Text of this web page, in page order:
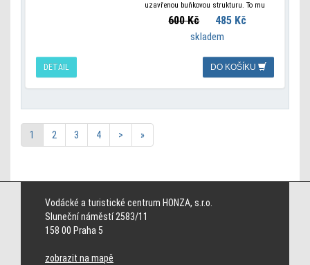
uzavřenou buňkovou strukturu. To mu
zajišťuje výbornou mechanickou
600 Kč 485 Kč
skladem
DETAIL DO KOŠÍKU
1 2 3 4 > »
Denver Broncos jerseys Detroit Lions jerseys Green Bay Packers jerseys
Houston Texans jerseysIndianapolis Colts jerseys
Vodácké a turistické centrum HONZA, s.r.o.
Sluneční náměstí 2583/11
158 00 Praha 5
zobrazit na mapě